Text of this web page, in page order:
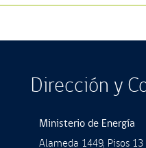
Dirección y
Ministerio de Energía
Alameda 1449, Pisos